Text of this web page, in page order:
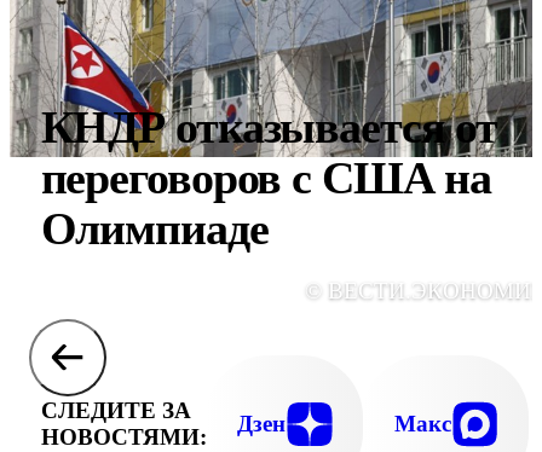
КНДР отказывается от
переговоров с США на
Олимпиаде
©
СЛЕДИТЕ ЗА
НОВОСТЯМИ:
Дзен Макс